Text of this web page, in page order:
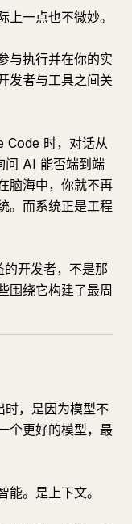
一点也不微妙。
与执行并在你的实
发者与工具之间关
Code 时，对话从
问 AI 能否端到端
脑海中，你就不再
。而系统正是工程
开发者，不是那
围绕它构建了最周
时，是因为模型不
个更好的模型，最
。是上下文。